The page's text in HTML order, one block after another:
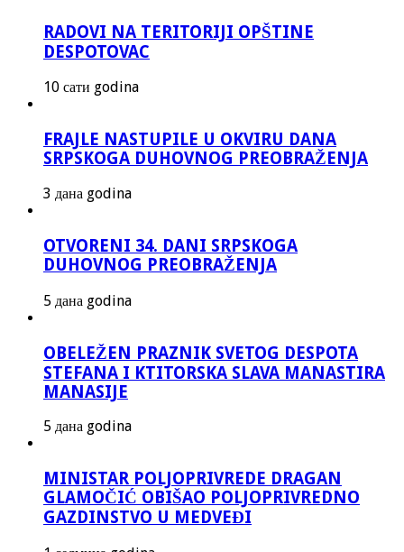
RADOVI NA TERITORIJI OPŠTINE
DESPOTOVAC
10 сати godina
FRAJLE NASTUPILE U OKVIRU DANA
SRPSKOGA DUHOVNOG PREOBRAŽENJA
3 дана godina
OTVORENI 34. DANI SRPSKOGA
DUHOVNOG PREOBRAŽENJA
5 дана godina
OBELEŽEN PRAZNIK SVETOG DESPOTA
STEFANA I KTITORSKA SLAVA MANASTIRA
MANASIJE
5 дана godina
MINISTAR POLJOPRIVREDE DRAGAN
GLAMOČIĆ OBIŠAO POLJOPRIVREDNO
GAZDINSTVO U MEDVEĐI